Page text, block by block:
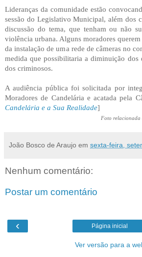
Lideranças da comunidade estão
sessão do Legislativo Municipal, além dos
discussão do tema, que tenham ou não
violência urbana. Alguns moradores
da instalação de uma rede de câmeras no
medida que possibilitaria a diminuição dos
dos criminosos.
A audiência pública foi solicitada por
Moradores de Candelária e acatada pela
Candelária e a Sua Realidade]
Foto relacionada
João Bosco de Araujo em sexta-feira,
Nenhum comentário:
Postar um comentário
‹ Página inicial
Ver versão para a